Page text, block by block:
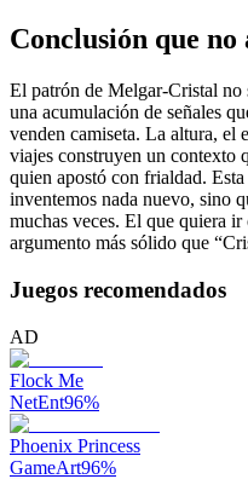
Conclusión que
El patrón de Melgar-Cristal no
una acumulación de señales
venden camiseta. La altura, el
viajes construyen un contexto
quien apostó con frialdad.
inventemos nada nuevo, sino
muchas veces. El que quiera
argumento más sólido que
Juegos recomendados
AD
Flock Me
NetEnt96%
Phoenix Princess
GameArt96%